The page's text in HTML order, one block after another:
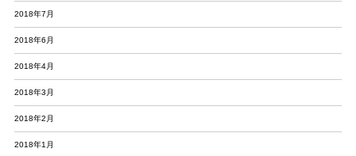
2018年7月
2018年6月
2018年4月
2018年3月
2018年2月
2018年1月